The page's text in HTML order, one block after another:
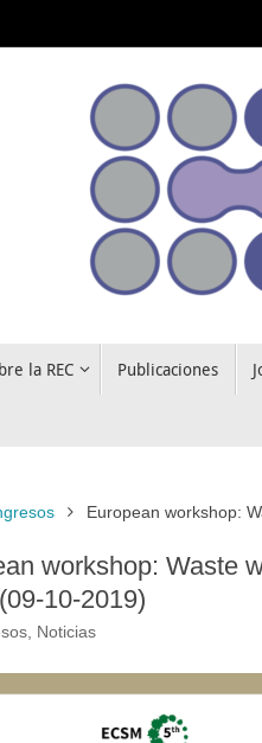
la REC Publicaciones
European workshop:
workshop: Waste
10-2019)
Noticias